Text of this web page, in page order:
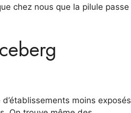
chez nous que la pilule passe
moins exposés